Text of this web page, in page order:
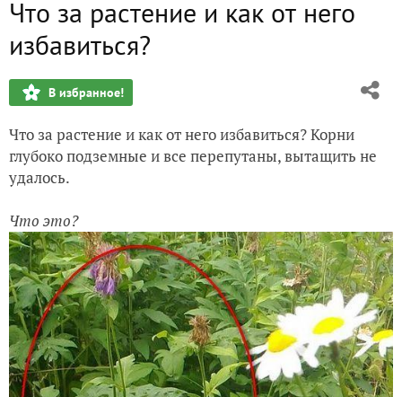
Что за растение и как от него
избавиться?
В избранное!
Что за растение и как от него избавиться? Корни
глубоко подземные и все перепутаны, вытащить не
удалось.
Что это?